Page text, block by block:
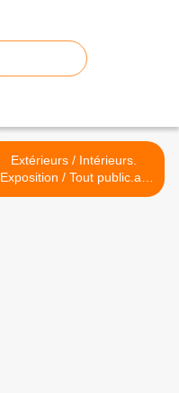
Extérieurs / Intérieurs.
Exposition / Tout public.au
centre Léo Lagrange